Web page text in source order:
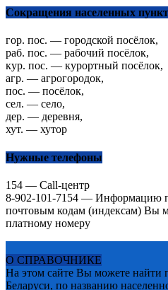
Сокращения населенных
гор. пос. — городской посёлок,
раб. пос. — рабочий посёлок,
кур. пос. — курортный посёлок,
агр. — агрогородок,
пос. — посёлок,
сел. — село,
дер. — деревня,
хут. — хутор
Нужные телефоны
154 — Call-центр
8-902-101-7154 — Информацию
почтовым кодам (индексам) Вы
платному номеру
О СПРАВОЧНИКЕ
На этом сайте Вы можете найти
Беларуси, по названию